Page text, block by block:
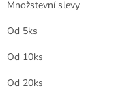
Množstevní slevy
Od 5ks
Od 10ks
Od 20ks